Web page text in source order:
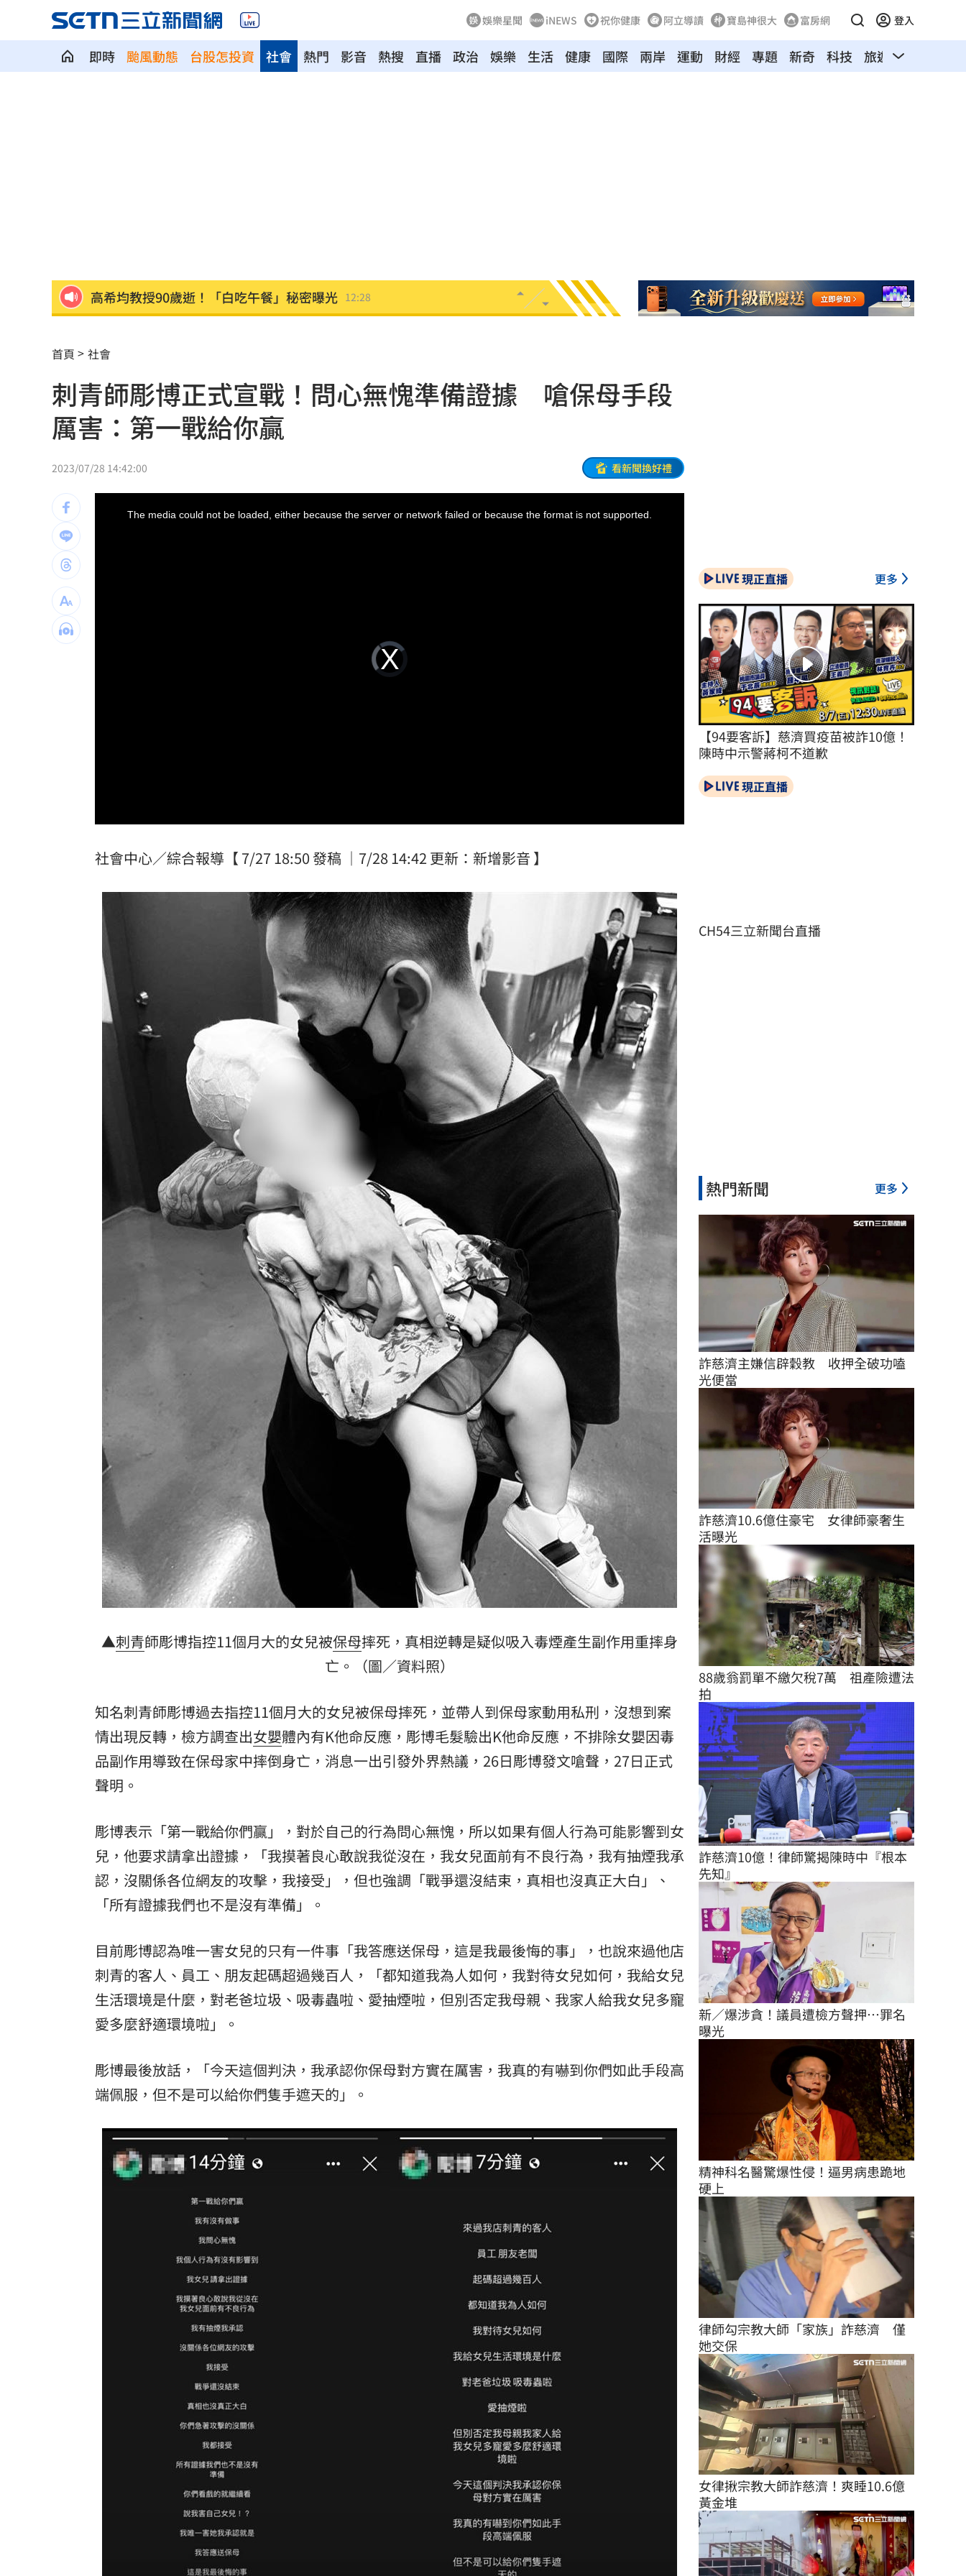
娛樂星聞 iNEWS 祝你健康 阿立導讀 寶島神很大 富房網 登入
即時 颱風動態 台股怎投資 熱門 影音 熱搜 直播 政治
社會 娛樂 生活 健康 國際 兩岸 運動 財經 專題 新奇 科技 旅遊 汽車
高希均教授90歲逝！「白吃午餐」秘密曝光 12:28
父親節旅遊被打亂！白海豚逼近2地區炸雨
肥大叔猝逝曾自嘲更生人！創年收破億品牌 12:26
徐莉玲槓王菲案外案 5566小刀驚爆離婚
通緝犯拒檢狂飆街頭！撞斷平交道柵欄逃亡
中國攻台非解放軍？外媒點名2破口！ 12:23
台灣彩券開獎直播中 20:31
LIVE三立+24小時直播 15:27
三立iNEWS新聞台線上直播 18:00
商場戰國來臨 台中「頂奢大道」逐漸成形 12:00
「拍片人的多重宇宙」職涯論壇9/12登場！ 10:30
8國球員齊聚高雄 Formosa 7s掀足球熱潮 10:00
理想混蛋號召粉絲跨海追星吃美食！ 18:15
首頁 社會
刺青師彫博正式宣戰！問心無愧準備證據 嗆保母手段
厲害：第一戰給你贏
2023/07/28 14:42:00 看新聞換好禮
Video
Player
is
loading.
The media could not be loaded, either because the server or network failed or because the format is not supported.
社會中心／綜合報導【 7/27 18:50 發稿 ｜7/28 14:42 更新：新增影音 】
▲刺青師彫博指控11個月大的女兒被保母摔死，真相逆轉是疑似吸入毒煙產生副作用重摔身
亡。（圖／資料照）
知名刺青師彫博過去指控11個月大的女兒被保母摔死，並帶人到保母家動用私刑，沒想到案
情出現反轉，檢方調查出女嬰體內有K他命反應，彫博毛髮驗出K他命反應，不排除女嬰因毒
品副作用導致在保母家中摔倒身亡，消息一出引發外界熱議，26日彫博發文嗆聲，27日正式
聲明。
彫博表示「第一戰給你們贏」，對於自己的行為問心無愧，所以如果有個人行為可能影響到女
兒，他要求請拿出證據，「我摸著良心敢說我從沒在，我女兒面前有不良行為，我有抽煙我承
認，沒關係各位網友的攻擊，我接受」，但也強調「戰爭還沒結束，真相也沒真正大白」、
「所有證據我們也不是沒有準備」。
目前彫博認為唯一害女兒的只有一件事「我答應送保母，這是我最後悔的事」，也說來過他店
刺青的客人、員工、朋友起碼超過幾百人，「都知道我為人如何，我對待女兒如何，我給女兒
生活環境是什麼，對老爸垃圾、吸毒蟲啦、愛抽煙啦，但別否定我母親、我家人給我女兒多寵
愛多麼舒適環境啦」。
彫博最後放話，「今天這個判決，我承認你保母對方實在厲害，我真的有嚇到你們如此手段高
端佩服，但不是可以給你們隻手遮天的」。
現正直播 更多
【94要客訴】慈濟買疫苗被詐10億！
陳時中示警蔣柯不道歉
現正直播
CH54三立新聞台直播
熱門新聞 更多
詐慈濟主嫌信辟穀教　收押全破功嗑
光便當
詐慈濟10.6億住豪宅　女律師豪奢生
活曝光
88歲翁罰單不繳欠稅7萬　祖產險遭法
拍
詐慈濟10億！律師驚揭陳時中『根本
先知』
新／爆涉貪！議員遭檢方聲押…罪名
曝光
精神科名醫驚爆性侵！逼男病患跪地
硬上
律師勾宗教大師「家族」詐慈濟　僅
她交保
女律揪宗教大師詐慈濟！爽睡10.6億
黃金堆